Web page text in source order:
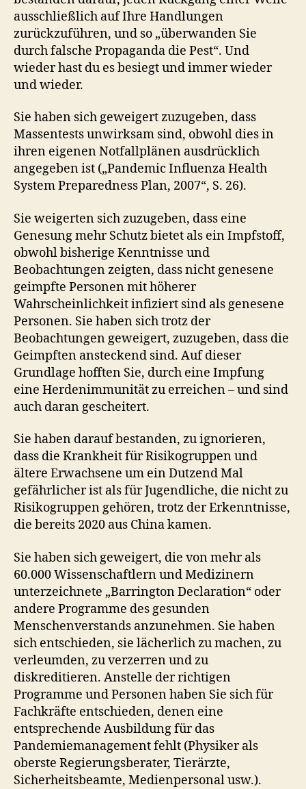
ausschließlich auf Ihre Handlungen
zurückzuführen, und so „überwanden Sie
durch falsche Propaganda die Pest“. Und
wieder hast du es besiegt und immer wieder
und wieder.
Sie haben sich geweigert zuzugeben, dass
Massentests unwirksam sind, obwohl dies in
ihren eigenen Notfallplänen ausdrücklich
angegeben ist („Pandemic Influenza Health
System Preparedness Plan, 2007“, S. 26).
Sie weigerten sich zuzugeben, dass eine
Genesung mehr Schutz bietet als ein Impfstoff,
obwohl bisherige Kenntnisse und
Beobachtungen zeigten, dass nicht genesene
geimpfte Personen mit höherer
Wahrscheinlichkeit infiziert sind als genesene
Personen. Sie haben sich trotz der
Beobachtungen geweigert, zuzugeben, dass die
Geimpften ansteckend sind. Auf dieser
Grundlage hofften Sie, durch eine Impfung
eine Herdenimmunität zu erreichen – und sind
auch daran gescheitert.
Sie haben darauf bestanden, zu ignorieren,
dass die Krankheit für Risikogruppen und
ältere Erwachsene um ein Dutzend Mal
gefährlicher ist als für Jugendliche, die nicht zu
Risikogruppen gehören, trotz der Erkenntnisse,
die bereits 2020 aus China kamen.
Sie haben sich geweigert, die von mehr als
60.000 Wissenschaftlern und Medizinern
unterzeichnete „Barrington Declaration“ oder
andere Programme des gesunden
Menschenverstands anzunehmen. Sie haben
sich entschieden, sie lächerlich zu machen, zu
verleumden, zu verzerren und zu
diskreditieren. Anstelle der richtigen
Programme und Personen haben Sie sich für
Fachkräfte entschieden, denen eine
entsprechende Ausbildung für das
Pandemiemanagement fehlt (Physiker als
oberste Regierungsberater, Tierärzte,
Sicherheitsbeamte, Medienpersonal usw.).